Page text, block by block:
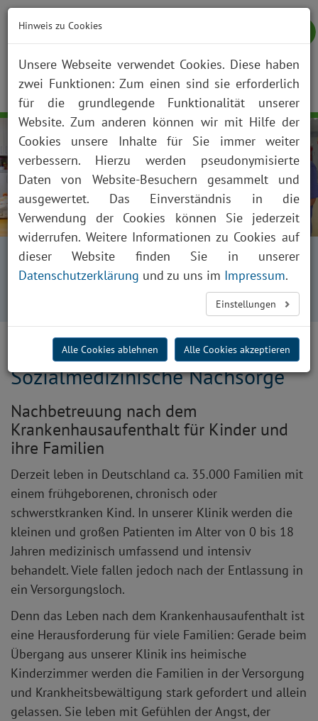
NOTFALL KONTAKT ANFAHRT JOBS SUCHE
Startseite
Fachabteilungen
Kliniken, Institute und Funktionsbereiche
Kinder- und Jugendmedizin
Sozialmedizinische Nachsorge
Nachbetreuung nach dem
Krankenhausaufenthalt für Kinder und
ihre Familien
Derzeit leben in Deutschland ca. 35.000 Familien mit
einem frühgeborenen, chronisch oder
schwerstkranken Kind. In unserer Klinik werden die
kleinen und großen Patienten im Alter von 0 bis 18
Jahren medizinisch umfassend und intensiv
behandelt. Viele fallen jedoch nach der Entlassung in
ein Versorgungsloch.
Denn das Leben nach dem Krankenhausaufenthalt ist
eine Herausforderung für viele Familien: Gerade beim
Übergang aus unserer Klinik ins heimische
Kinderzimmer werden die Familien in der Versorgung
und Krankheitsbewältigung stark gefordert und allein
gelassen. Sie leben mit Gefühlen der Angst, der
Hinweis zu Cookies
Unsere Webseite verwendet Cookies. Diese haben
zwei Funktionen: Zum einen sind sie erforderlich
für die grundlegende Funktionalität unserer
Website. Zum anderen können wir mit Hilfe der
Cookies unsere Inhalte für Sie immer weiter
verbessern. Hierzu werden pseudonymisierte
Daten von Website-Besuchern gesammelt und
ausgewertet. Das Einverständnis in die
Verwendung der Cookies können Sie jederzeit
widerrufen. Weitere Informationen zu Cookies auf
dieser Website finden Sie in unserer
Datenschutzerklärung und zu uns im Impressum.
Einstellungen
Alle Cookies ablehnen Alle Cookies akzeptieren